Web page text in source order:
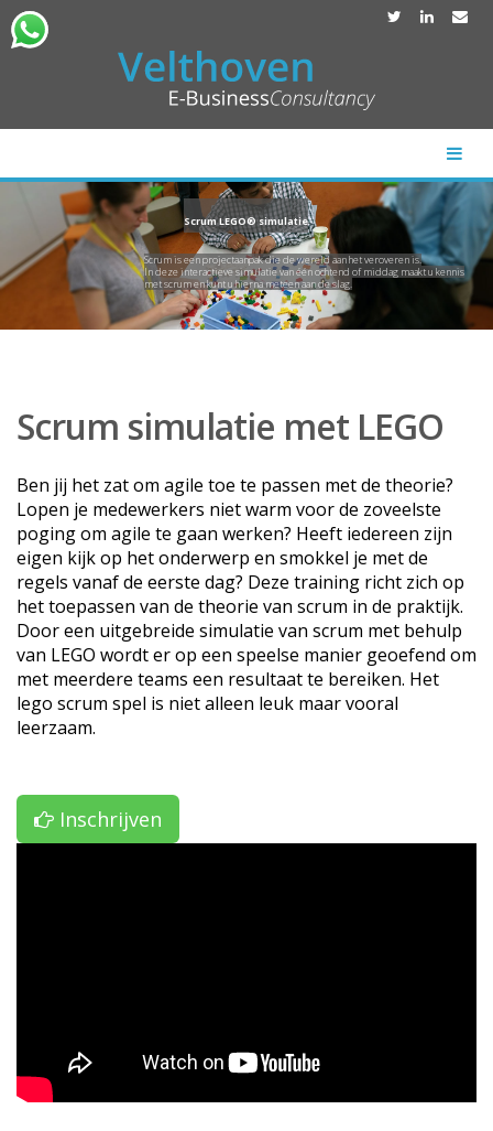
Scrum LEGO® simulatie
Scrum is een projectaanpak die de wereld aan het veroveren is.
In deze interactieve simulatie van één ochtend of middag maakt u kennis
met scrum en kunt u hierna meteen aan de slag.
Scrum simulatie met LEGO
Ben jij het zat om agile toe te passen met de theorie?
Lopen je medewerkers niet warm voor de zoveelste
poging om agile te gaan werken? Heeft iedereen zijn
eigen kijk op het onderwerp en smokkel je met de
regels vanaf de eerste dag? Deze training richt zich op
het toepassen van de theorie van scrum in de praktijk.
Door een uitgebreide simulatie van scrum met behulp
van LEGO wordt er op een speelse manier geoefend om
met meerdere teams een resultaat te bereiken. Het
lego scrum spel is niet alleen leuk maar vooral
leerzaam.
Inschrijven